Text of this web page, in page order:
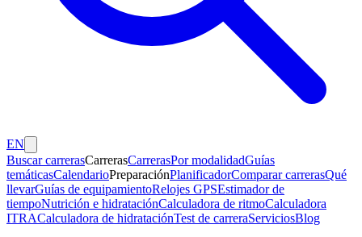
EN
Buscar carrerasCarrerasCarrerasPor modalidadGuías
temáticasCalendarioPreparaciónPlanificadorComparar carrerasQué
llevarGuías de equipamientoRelojes GPSEstimador de
tiempoNutrición e hidrataciónCalculadora de ritmoCalculadora
ITRACalculadora de hidrataciónTest de carreraServiciosBlog